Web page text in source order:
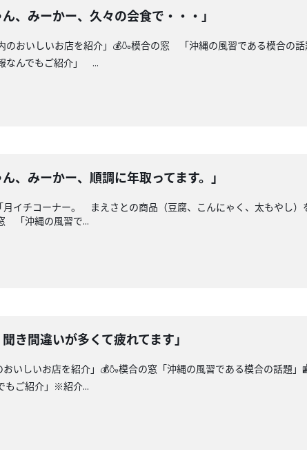
、みーかー、久々の会食で・・・」
のおいしいお店を紹介」💰🍶模合の窓 「沖縄の風習である模合
なんでもご紹介」 ...
、みーかー、順調に年取ってます。」
イチコーナー。 まえさとの商品（豆腐、こんにゃく、太もやし
「沖縄の風習で...
き間違いが多くて疲れてます」
いしいお店を紹介」💰🍶模合の窓「沖縄の風習である模合の話
もご紹介」※紹介...